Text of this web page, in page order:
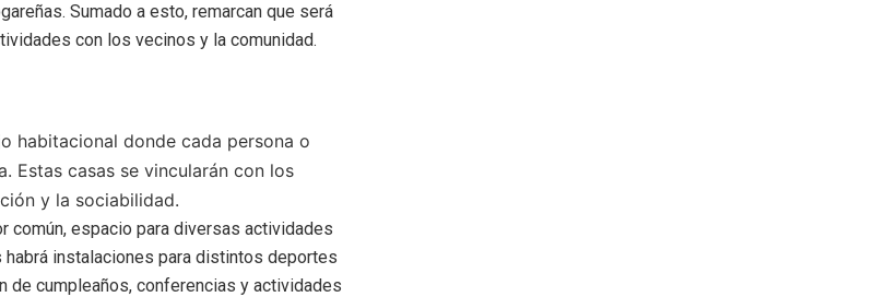
Sumado a esto, remarcan que será
con los vecinos y la comunidad.
habitacional donde cada persona o
Estas casas se vincularán con los
y la sociabilidad.
común, espacio para diversas actividades
instalaciones para distintos deportes
de cumpleaños, conferencias y actividades